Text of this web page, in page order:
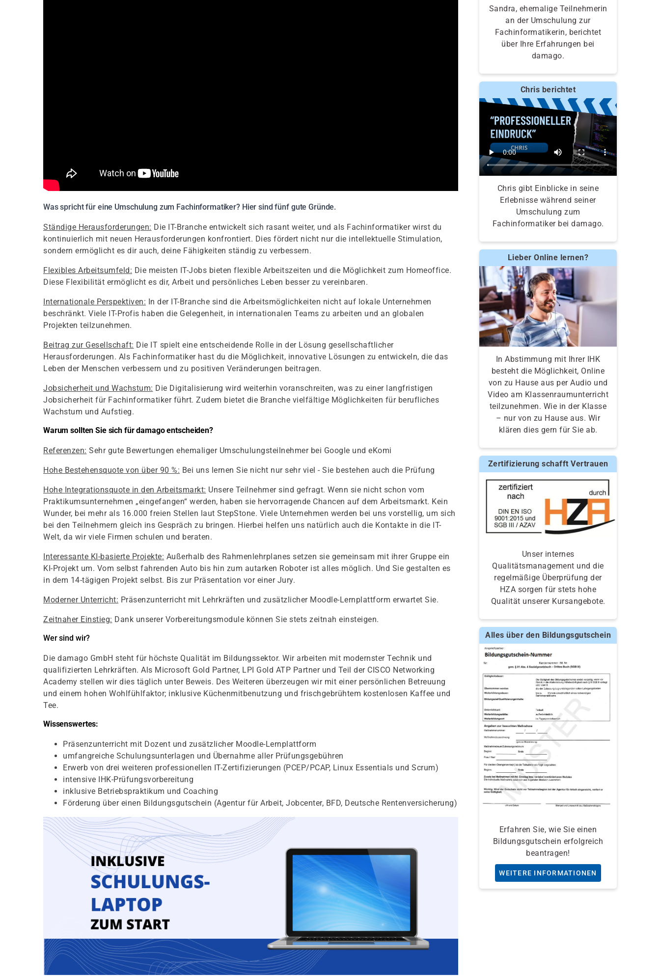
Was spricht für eine Umschulung zum Fachinformatiker? Hier sind fünf gute Gründe.
Ständige Herausforderungen: Die IT-Branche entwickelt sich rasant weiter, und als Fachinformatiker wirst du
kontinuierlich mit neuen Herausforderungen konfrontiert. Dies fördert nicht nur die intellektuelle Stimulation,
sondern ermöglicht es dir auch, deine Fähigkeiten ständig zu verbessern.
Flexibles Arbeitsumfeld: Die meisten IT-Jobs bieten flexible Arbeitszeiten und die Möglichkeit zum Homeoffice.
Diese Flexibilität ermöglicht es dir, Arbeit und persönliches Leben besser zu vereinbaren.
Internationale Perspektiven: In der IT-Branche sind die Arbeitsmöglichkeiten nicht auf lokale Unternehmen
beschränkt. Viele IT-Profis haben die Gelegenheit, in internationalen Teams zu arbeiten und an globalen
Projekten teilzunehmen.
Beitrag zur Gesellschaft: Die IT spielt eine entscheidende Rolle in der Lösung gesellschaftlicher
Herausforderungen. Als Fachinformatiker hast du die Möglichkeit, innovative Lösungen zu entwickeln, die das
Leben der Menschen verbessern und zu positiven Veränderungen beitragen.
Jobsicherheit und Wachstum: Die Digitalisierung wird weiterhin voranschreiten, was zu einer langfristigen
Jobsicherheit für Fachinformatiker führt. Zudem bietet die Branche vielfältige Möglichkeiten für berufliches
Wachstum und Aufstieg.
Warum sollten Sie sich für damago entscheiden?
Referenzen: Sehr gute Bewertungen ehemaliger Umschulungsteilnehmer bei Google und eKomi
Hohe Bestehensquote von über 90 %: Bei uns lernen Sie nicht nur sehr viel - Sie bestehen auch die Prüfung
Hohe Integrationsquote in den Arbeitsmarkt: Unsere Teilnehmer sind gefragt. Wenn sie nicht schon vom
Praktikumsunternehmen „eingefangen“ werden, haben sie hervorragende Chancen auf dem Arbeitsmarkt. Kein
Wunder, bei mehr als 16.000 freien Stellen laut StepStone. Viele Unternehmen werden bei uns vorstellig, um sich
bei den Teilnehmern gleich ins Gespräch zu bringen. Hierbei helfen uns natürlich auch die Kontakte in die IT-
Welt, da wir viele Firmen schulen und beraten.
Interessante KI-basierte Projekte: Außerhalb des Rahmenlehrplanes setzen sie gemeinsam mit ihrer Gruppe ein
KI-Projekt um. Vom selbst fahrenden Auto bis hin zum autarken Roboter ist alles möglich. Und Sie gestalten es
in dem 14-tägigen Projekt selbst. Bis zur Präsentation vor einer Jury.
Moderner Unterricht: Präsenzunterricht mit Lehrkräften und zusätzlicher Moodle-Lernplattform erwartet Sie.
Zeitnaher Einstieg: Dank unserer Vorbereitungsmodule können Sie stets zeitnah einsteigen.
Wer sind wir?
Die damago GmbH steht für höchste Qualität im Bildungssektor. Wir arbeiten mit modernster Technik und
qualifizierten Lehrkräften. Als Microsoft Gold Partner, LPI Gold ATP Partner und Teil der CISCO Networking
Academy stellen wir dies täglich unter Beweis. Des Weiteren überzeugen wir mit einer persönlichen Betreuung
und einem hohen Wohlfühlfaktor; inklusive Küchenmitbenutzung und frischgebrühtem kostenlosen Kaffee und
Tee.
Wissenswertes:
Präsenzunterricht mit Dozent und zusätzlicher Moodle-Lernplattform
umfangreiche Schulungsunterlagen und Übernahme aller Prüfungsgebühren
Erwerb von drei weiteren professionellen IT-Zertifizierungen (PCEP/PCAP, Linux Essentials und Scrum)
intensive IHK-Prüfungsvorbereitung
inklusive Betriebspraktikum und Coaching
Förderung über einen Bildungsgutschein (Agentur für Arbeit, Jobcenter, BFD, Deutsche Rentenversicherung)
Sandra, ehemalige Teilnehmerin
an der Umschulung zur
Fachinformatikerin, berichtet
über Ihre Erfahrungen bei
damago.
Chris berichtet
Chris gibt Einblicke in seine
Erlebnisse während seiner
Umschulung zum
Fachinformatiker bei damago.
Lieber Online lernen?
In Abstimmung mit Ihrer IHK
besteht die Möglichkeit, Online
von zu Hause aus per Audio und
Video am Klassenraumunterricht
teilzunehmen. Wie in der Klasse
– nur von zu Hause aus. Wir
klären dies gern für Sie ab.
Zertifizierung schafft Vertrauen
Unser internes
Qualitätsmanagement und die
regelmäßige Überprüfung der
HZA sorgen für stets hohe
Qualität unserer Kursangebote.
Alles über den Bildungsgutschein
Erfahren Sie, wie Sie einen
Bildungsgutschein erfolgreich
beantragen!
WEITERE INFORMATIONEN